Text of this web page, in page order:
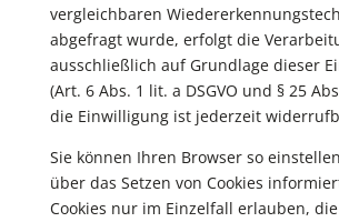
vergleichbaren
abgefragt wurde, erfolgt die
ausschließlich auf Grundlage dieser
(Art. 6 Abs. 1 lit. a DSGVO und § 25
die Einwilligung ist jederzeit
Sie können Ihren Browser so
über das Setzen von Cookies
Cookies nur im Einzelfall erlauben,